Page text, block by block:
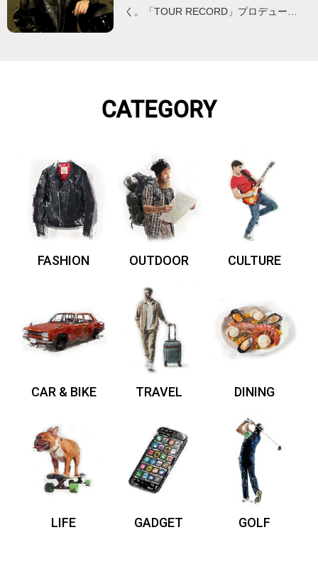
く。「TOUR RECORD」プロデュー…
CATEGORY
FASHION OUTDOOR CULTURE
CAR & BIKE TRAVEL DINING
LIFE GADGET GOLF